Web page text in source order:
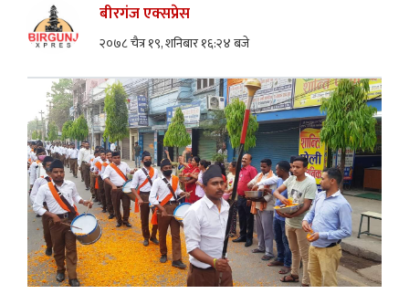
बीरगंज एक्सप्रेस
२०७८ चैत्र १९, शनिबार १६:२४ बजे